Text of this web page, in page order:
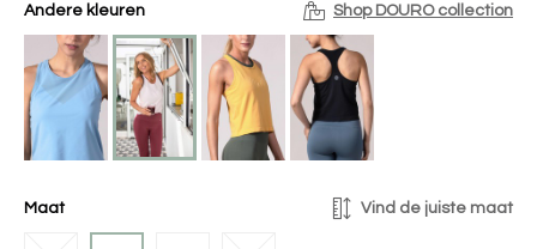
Andere kleuren Shop DOURO collection
Maat Vind de juiste maat